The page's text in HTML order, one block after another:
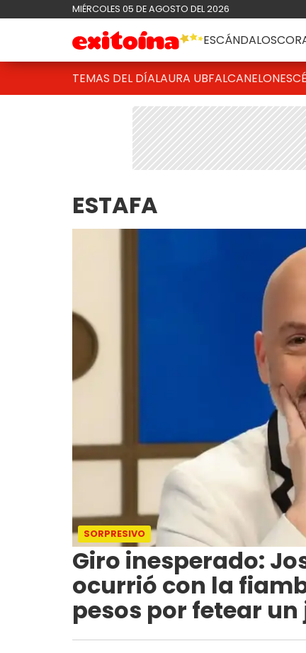
MIÉRCOLES 05 DE AGOSTO DEL 2026
ESCÁNDALOS
TEMAS DEL DÍALAURA UBFALCANELONES
ESTAFA
SORPRESIVO
Giro inesperado:
ocurrió con la
pesos por fetear